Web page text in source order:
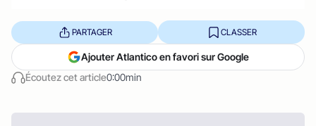
Écoutez cet article0:00min
PARTAGER CLASSER
Ajouter Atlantico en favori sur Google